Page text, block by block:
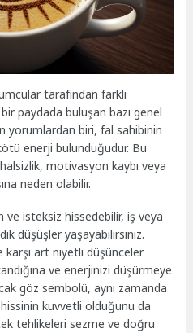
tarafından farklı
paydada buluşan bazı genel
yorumlardan biri, fal sahibinin
enerji bulunduğudur. Bu
motivasyon kaybı veya
neden olabilir.
isteksiz hissedebilir, iş veya
düşüşler yaşayabilirsiniz.
karşı art niyetli düşünceler
ve enerjinizi düşürmeye
göz sembolü, aynı zamanda
kuvvetli olduğunu da
tehlikeleri sezme ve doğru